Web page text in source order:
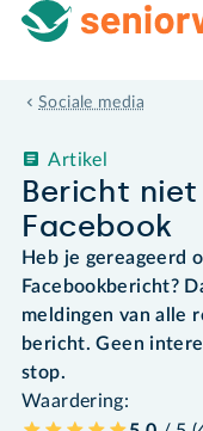
Sociale media
Bericht
Facebook
Artikel
Heb je gereageerd
Facebookbericht?
meldingen van alle
bericht. Geen
stop.
Waardering: